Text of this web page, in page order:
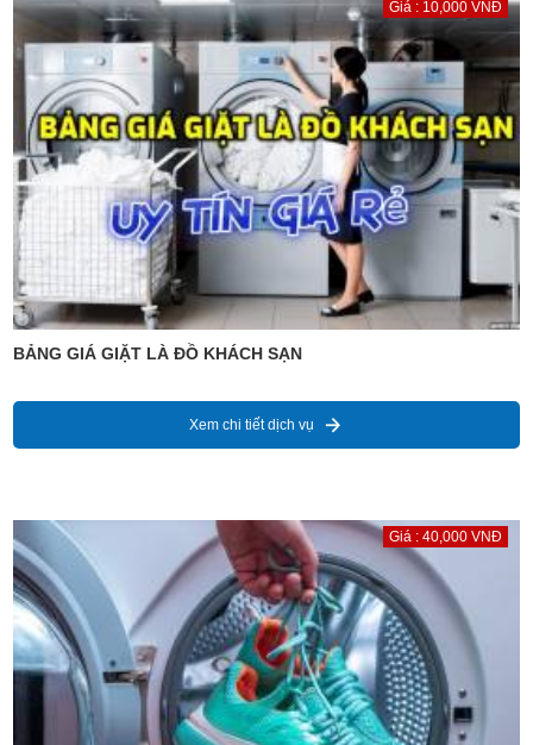
Giá : 10,000 VNĐ
BẢNG GIÁ GIẶT LÀ ĐỒ KHÁCH SẠN
Xem chi tiết dịch vụ
Giá : 40,000 VNĐ